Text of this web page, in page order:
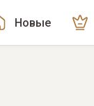
Новые